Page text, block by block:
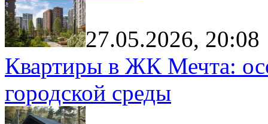
27.05.2026, 20:08
Квартиры в ЖК Мечта:
городской среды